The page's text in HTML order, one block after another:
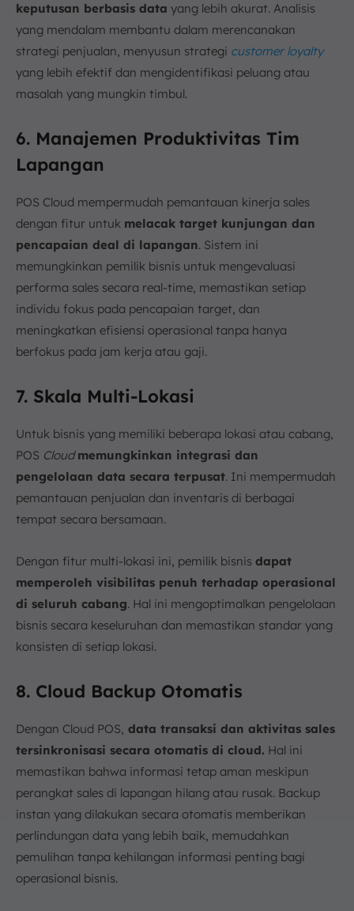
keputusan berbasis data yang lebih akurat. Analisis
yang mendalam membantu dalam merencanakan
strategi penjualan, menyusun strategi customer loyalty
yang lebih efektif dan mengidentifikasi peluang atau
masalah yang mungkin timbul.
6. Manajemen Produktivitas Tim
Lapangan
POS Cloud mempermudah pemantauan kinerja sales
dengan fitur untuk melacak target kunjungan dan
pencapaian deal di lapangan. Sistem ini
memungkinkan pemilik bisnis untuk mengevaluasi
performa sales secara real-time, memastikan setiap
individu fokus pada pencapaian target, dan
meningkatkan efisiensi operasional tanpa hanya
berfokus pada jam kerja atau gaji.
7. Skala Multi-Lokasi
Untuk bisnis yang memiliki beberapa lokasi atau cabang,
POS Cloud memungkinkan integrasi dan
pengelolaan data secara terpusat. Ini mempermudah
pemantauan penjualan dan inventaris di berbagai
tempat secara bersamaan.
Dengan fitur multi-lokasi ini, pemilik bisnis dapat
memperoleh visibilitas penuh terhadap operasional
di seluruh cabang. Hal ini mengoptimalkan pengelolaan
bisnis secara keseluruhan dan memastikan standar yang
konsisten di setiap lokasi.
8. Cloud Backup Otomatis
Dengan Cloud POS, data transaksi dan aktivitas sales
tersinkronisasi secara otomatis di cloud. Hal ini
memastikan bahwa informasi tetap aman meskipun
perangkat sales di lapangan hilang atau rusak. Backup
instan yang dilakukan secara otomatis memberikan
perlindungan data yang lebih baik, memudahkan
pemulihan tanpa kehilangan informasi penting bagi
operasional bisnis.